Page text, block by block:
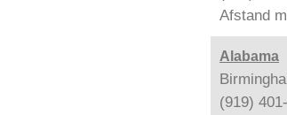
Afstand
Alabama
(919)